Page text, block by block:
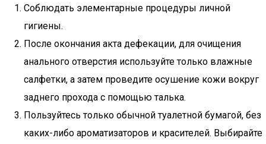
Соблюдать элементарные процедуры личной
гигиены.
После окончания акта дефекации, для очищения
анального отверстия используйте только влажные
салфетки, а затем проведите осушение кожи вокруг
заднего прохода с помощью талька.
Пользуйтесь только обычной туалетной бумагой, без
каких-либо ароматизаторов и красителей. Выбирайте